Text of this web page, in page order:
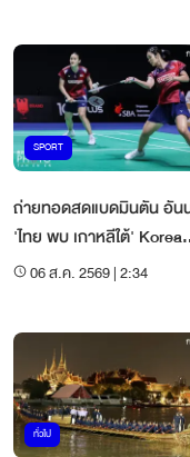
SPORT
ถ่ายทอดสดแบดมินตัน อัน
'ไทย พบ เกาหลีใต้' Korea
Masters 2026
06 ส.ค. 2569 | 2:34
ทั่วไป